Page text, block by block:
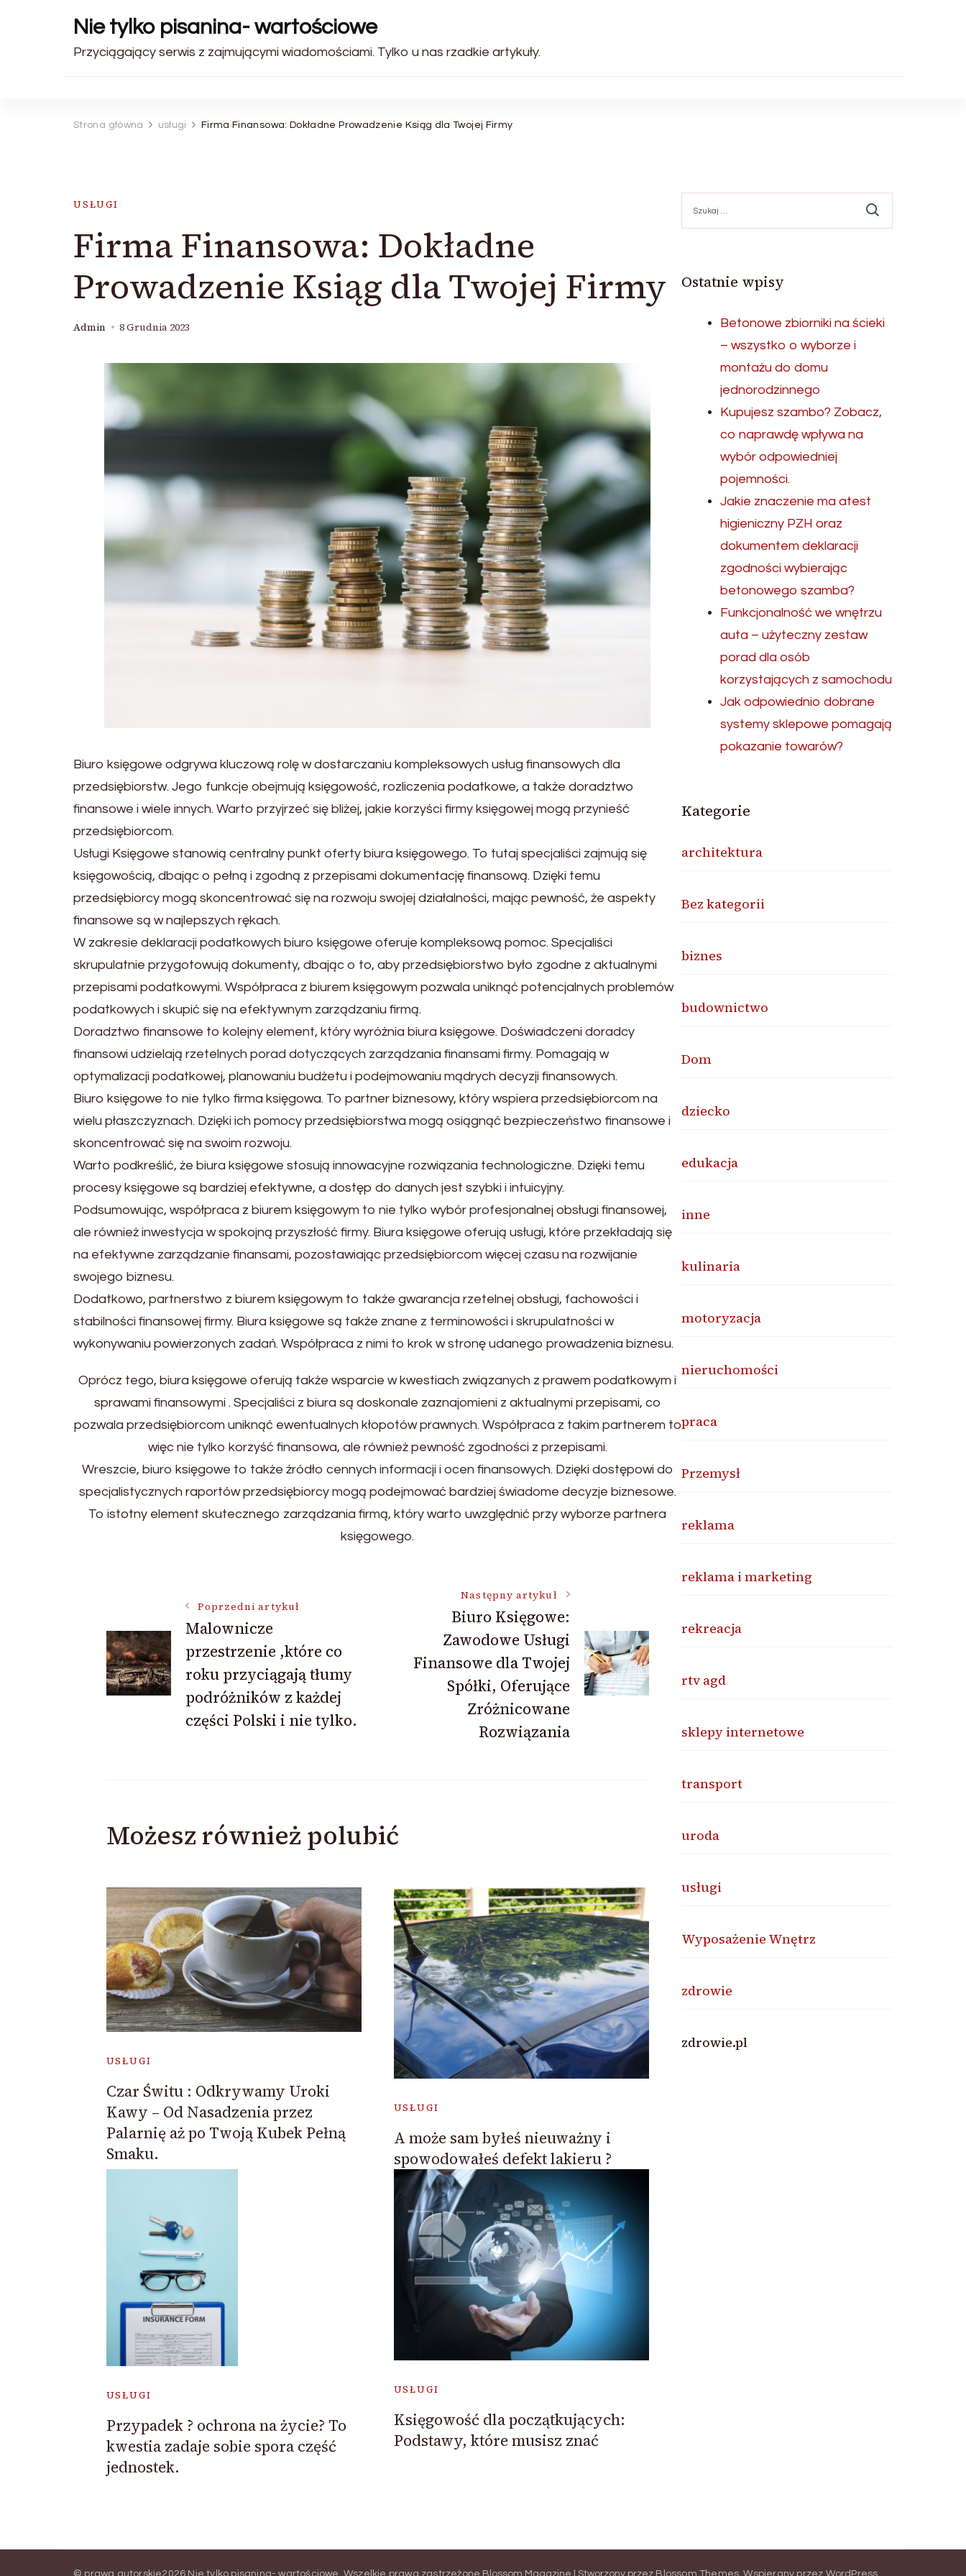
Nie tylko pisanina- wartościowe
Przyciągający serwis z zajmującymi wiadomościami. Tylko u nas rzadkie artykuły.
Strona główna usługi Firma Finansowa: Dokładne Prowadzenie Ksiąg dla Twojej Firmy
USŁUGI
Firma Finansowa: Dokładne
Prowadzenie Ksiąg dla Twojej Firmy
Admin 8 Grudnia 2023
Biuro księgowe odgrywa kluczową rolę w dostarczaniu kompleksowych usług finansowych dla
przedsiębiorstw. Jego funkcje obejmują księgowość, rozliczenia podatkowe, a także doradztwo
finansowe i wiele innych. Warto przyjrzeć się bliżej, jakie korzyści firmy księgowej mogą przynieść
przedsiębiorcom.
Usługi Księgowe stanowią centralny punkt oferty biura księgowego. To tutaj specjaliści zajmują się
księgowością, dbając o pełną i zgodną z przepisami dokumentację finansową. Dzięki temu
przedsiębiorcy mogą skoncentrować się na rozwoju swojej działalności, mając pewność, że aspekty
finansowe są w najlepszych rękach.
W zakresie deklaracji podatkowych biuro księgowe oferuje kompleksową pomoc. Specjaliści
skrupulatnie przygotowują dokumenty, dbając o to, aby przedsiębiorstwo było zgodne z aktualnymi
przepisami podatkowymi. Współpraca z biurem księgowym pozwala uniknąć potencjalnych problemów
podatkowych i skupić się na efektywnym zarządzaniu firmą.
Doradztwo finansowe to kolejny element, który wyróżnia biura księgowe. Doświadczeni doradcy
finansowi udzielają rzetelnych porad dotyczących zarządzania finansami firmy. Pomagają w
optymalizacji podatkowej, planowaniu budżetu i podejmowaniu mądrych decyzji finansowych.
Biuro księgowe to nie tylko firma księgowa. To partner biznesowy, który wspiera przedsiębiorcom na
wielu płaszczyznach. Dzięki ich pomocy przedsiębiorstwa mogą osiągnąć bezpieczeństwo finansowe i
skoncentrować się na swoim rozwoju.
Warto podkreślić, że biura księgowe stosują innowacyjne rozwiązania technologiczne. Dzięki temu
procesy księgowe są bardziej efektywne, a dostęp do danych jest szybki i intuicyjny.
Podsumowując, współpraca z biurem księgowym to nie tylko wybór profesjonalnej obsługi finansowej,
ale również inwestycja w spokojną przyszłość firmy. Biura księgowe oferują usługi, które przekładają się
na efektywne zarządzanie finansami, pozostawiając przedsiębiorcom więcej czasu na rozwijanie
swojego biznesu.
Dodatkowo, partnerstwo z biurem księgowym to także gwarancja rzetelnej obsługi, fachowości i
stabilności finansowej firmy. Biura księgowe są także znane z terminowości i skrupulatności w
wykonywaniu powierzonych zadań. Współpraca z nimi to krok w stronę udanego prowadzenia biznesu.
Oprócz tego, biura księgowe oferują także wsparcie w kwestiach związanych z prawem podatkowym i
sprawami finansowymi . Specjaliści z biura są doskonale zaznajomieni z aktualnymi przepisami, co
pozwala przedsiębiorcom uniknąć ewentualnych kłopotów prawnych. Współpraca z takim partnerem to
więc nie tylko korzyść finansowa, ale również pewność zgodności z przepisami.
Wreszcie, biuro księgowe to także źródło cennych informacji i ocen finansowych. Dzięki dostępowi do
specjalistycznych raportów przedsiębiorcy mogą podejmować bardziej świadome decyzje biznesowe.
To istotny element skutecznego zarządzania firmą, który warto uwzględnić przy wyborze partnera
księgowego.
Nawigacja
wpisu
Poprzedni artykuł
Malownicze
przestrzenie ,które co
roku przyciągają tłumy
podróżników z każdej
części Polski i nie tylko.
Następny artykuł
Biuro Księgowe:
Zawodowe Usługi
Finansowe dla Twojej
Spółki, Oferujące
Zróżnicowane
Rozwiązania
Możesz również polubić
USŁUGI
Czar Świtu : Odkrywamy Uroki
Kawy – Od Nasadzenia przez
Palarnię aż po Twoją Kubek Pełną
Smaku.
USŁUGI
A może sam byłeś nieuważny i
spowodowałeś defekt lakieru ?
USŁUGI
Przypadek ? ochrona na życie? To
kwestia zadaje sobie spora część
jednostek.
USŁUGI
Księgowość dla początkujących:
Podstawy, które musisz znać
Ostatnie wpisy
Betonowe zbiorniki na ścieki
– wszystko o wyborze i
montażu do domu
jednorodzinnego
Kupujesz szambo? Zobacz,
co naprawdę wpływa na
wybór odpowiedniej
pojemności.
Jakie znaczenie ma atest
higieniczny PZH oraz
dokumentem deklaracji
zgodności wybierając
betonowego szamba?
Funkcjonalność we wnętrzu
auta – użyteczny zestaw
porad dla osób
korzystających z samochodu
Jak odpowiednio dobrane
systemy sklepowe pomagają
pokazanie towarów?
Kategorie
architektura
Bez kategorii
biznes
budownictwo
Dom
dziecko
edukacja
inne
kulinaria
motoryzacja
nieruchomości
praca
Przemysł
reklama
reklama i marketing
rekreacja
rtv agd
sklepy internetowe
transport
uroda
usługi
Wyposażenie Wnętrz
zdrowie
zdrowie.pl